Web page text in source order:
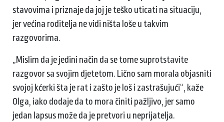
stavovima i priznaje da joj je teško uticati na situaciju,
jer većina roditelja ne vidi ništa loše u takvim
razgovorima.
„Mislim da je jedini način da se tome suprotstavite
razgovor sa svojim djetetom. Lično sam morala objasniti
svojoj kćerki šta je rat i zašto je loš i zastrašujući“, kaže
Olga, iako dodaje da to mora činiti pažljivo, jer samo
jedan lapsus može da je pretvori u neprijatelja.